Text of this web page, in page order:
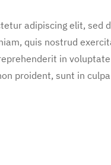
adipiscing elit, sed
quis nostrud
in
proident, sunt in